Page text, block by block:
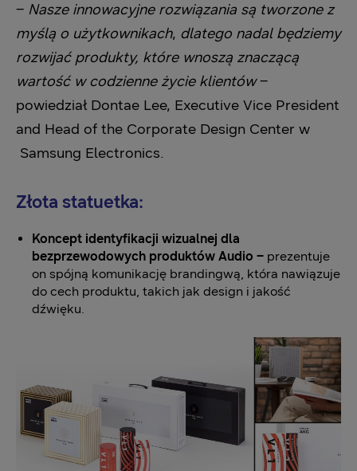
– Nasze innowacyjne rozwiązania są tworzone z
myślą o użytkownikach, dlatego nadal będziemy
rozwijać produkty, które wnoszą znaczącą
wartość w codzienne życie klientów­–
powiedział Dontae Lee, Executive Vice President
and Head of the Corporate Design Center w
Samsung Electronics.
Złota statuetka:
Koncept identyfikacji wizualnej dla
bezprzewodowych produktów Audio – prezentuje
on spójną komunikację brandingwą, która nawiązuje
do cech produktu, takich jak design i jakość
dźwięku.